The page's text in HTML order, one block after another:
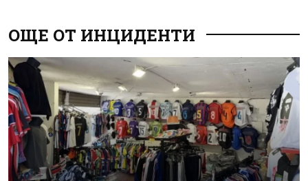
ОЩЕ ОТ ИНЦИДЕНТИ